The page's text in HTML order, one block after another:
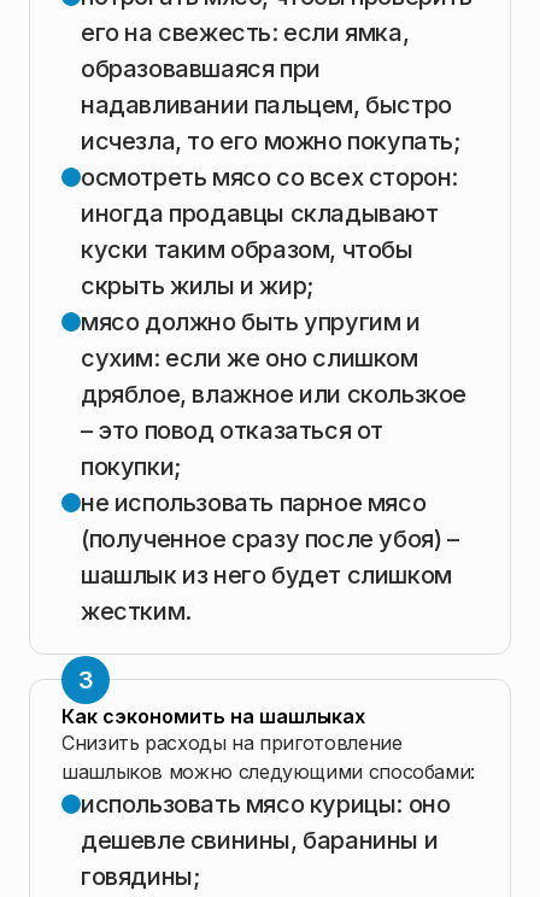
его на свежесть: если ямка,
образовавшаяся при
надавливании пальцем, быстро
исчезла, то его можно покупать;
осмотреть мясо со всех сторон:
иногда продавцы складывают
куски таким образом, чтобы
скрыть жилы и жир;
мясо должно быть упругим и
сухим: если же оно слишком
дряблое, влажное или скользкое
– это повод отказаться от
покупки;
не использовать парное мясо
(полученное сразу после убоя) –
шашлык из него будет слишком
жестким.
Как сэкономить на шашлыках
Снизить расходы на приготовление
шашлыков можно следующими способами:
использовать мясо курицы: оно
дешевле свинины, баранины и
говядины;